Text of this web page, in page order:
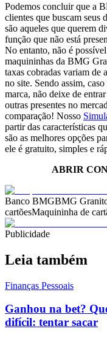
Podemos concluir que a
clientes que buscam seus
são aqueles que querem
função que não está
No entanto, não é
maquininhas da BMG
taxas cobradas variam de
no site. Sendo assim,
marca, não deixe de
outras presentes no
comparação! Nosso
partir das características
são as melhores opções
ele é gratuito, simples e
ABRIR
Banco BMGBMG
cartõesMaquininha de
Publicidade
Leia também
Finanças Pessoais
Ganhou na bet?
difícil: tentar sacar